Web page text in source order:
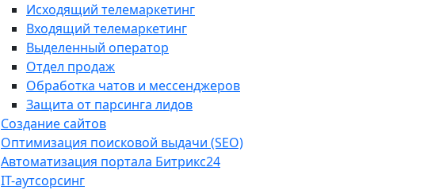
Исходящий телемаркетинг
Входящий телемаркетинг
Выделенный оператор
Отдел продаж
Обработка чатов и мессенджеров
Защита от парсинга лидов
Создание сайтов
Оптимизация поисковой выдачи (SEO)
Автоматизация портала Битрикс24
IT-аутсорсинг